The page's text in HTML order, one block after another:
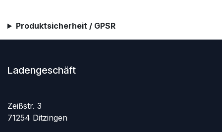
Produktsicherheit / GPSR
Ladengeschäft
Zeißstr. 3
71254 Ditzingen